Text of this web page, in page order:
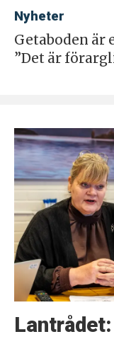
Nyheter
Getaboden
”Det är